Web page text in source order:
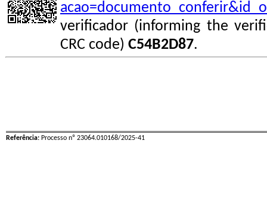
verificador (informing the
CRC code) C54B2D87.
Referência: Processo nº 23064.010168/2025-41